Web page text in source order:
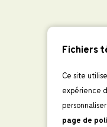
Fichiers
Ce site
expérience
page de